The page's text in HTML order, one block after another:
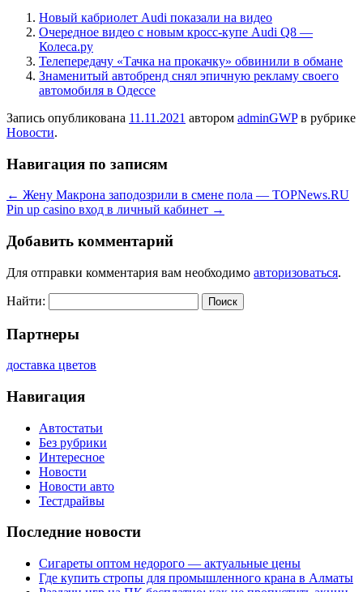
Новый кабриолет Audi показали на видео
Очередное видео с новым кросс-купе Audi Q8 —
Колеса.ру
Телепередачу «Тачка на прокачку» обвинили в обмане
Знаменитый автобренд снял эпичную рекламу своего
автомобиля в Одессе
Запись опубликована 11.11.2021 автором adminGWPв рубрике
Новости.
Навигация по записям
← Жену Макрона заподозрили в смене пола — TOPNews.RU
Pin up casino вход в личный кабинет →
Добавить комментарий
Для отправки комментария вам необходимо авторизоваться.
Найти:
Партнеры
доставка цветов
Навигация
Автостатьи
Без рубрики
Интересное
Новости
Новости авто
Тестдрайвы
Последние новости
Сигареты оптом недорого — актуальные цены
Где купить стропы для промышленного крана в Алматы